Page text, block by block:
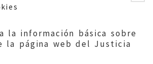
la información básica sobre
la página web del Justicia